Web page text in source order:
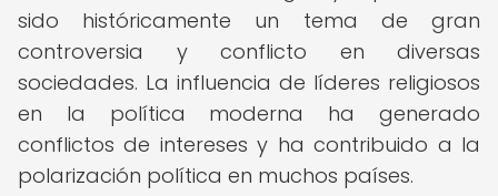
sido históricamente un tema de gran
controversia y conflicto en diversas
sociedades. La influencia de líderes religiosos
en la política moderna ha generado
conflictos de intereses y ha contribuido a la
polarización política en muchos países.